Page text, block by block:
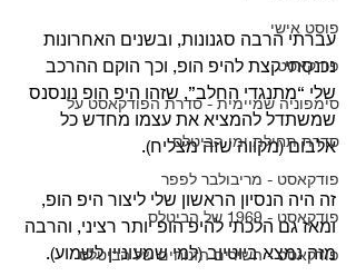
פוסט אישי
פודקאסט
סימפוניה שמיימית - סדרת הפודקאסט על
סדרת תחילת ימי הביטלס
פודקאסט - מריבולבר לפפר
פודקאסט - 1969 של הביטלס
פודקאסט - השירים הזנוחים של הביטלס
עברתי הרבה סגנונות, ובשנים האחרונות
נכנסתי קצת להיפ הופ, וכך הוקם ההרכב
שלי “מתנגדי החלב”, שזהו היפ הופ נונסנס
שמשתדל להמציא את עצמו מחדש כל
אלבום (מקווה שזה מצליח).
זה היה הנסיון הראשון שלי ליצור היפ הופ,
ומאז גם הלכתי להיפ הופ יותר רציני, והרבה
מזה נמצא ביוטיוב (למי שמעוניין לשמוע).